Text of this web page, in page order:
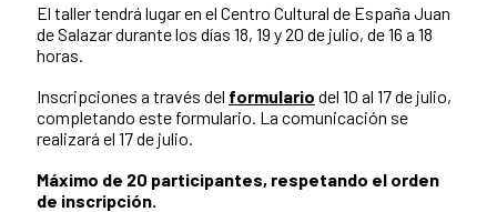
El taller tendrá lugar en el Centro Cultural de España Juan
de Salazar durante los días 18, 19 y 20 de julio, de 16 a 18
horas.
Inscripciones a través del formulario del 10 al 17 de julio,
completando este formulario. La comunicación se
realizará el 17 de julio.
Máximo de 20 participantes, respetando el orden
de inscripción.